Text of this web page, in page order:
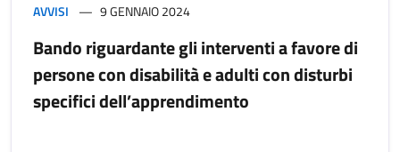
AVVISI 9 GENNAIO 2024
Bando riguardante gli interventi a favore di
persone con disabilità e adulti con disturbi
specifici dell’apprendimento